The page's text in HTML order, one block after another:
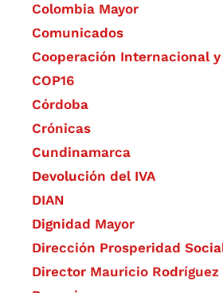
Colombia Mayor
Comunicados
Cooperación Internacional
COP16
Córdoba
Crónicas
Cundinamarca
Devolución del IVA
DIAN
Dignidad Mayor
Dirección Prosperidad
Director Mauricio Rodríguez